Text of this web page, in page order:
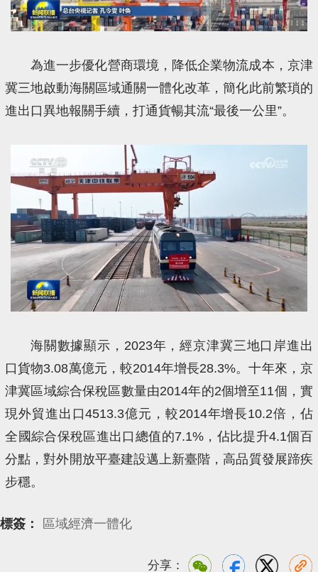
為進一步優化營商環境，降低企業物流成本，京津
冀三地啟動海關區域通關一體化改革，簡化此前繁瑣的
進出口異地報關手續，打通貨暢其流“最後一公里”。
海關數據顯示，2023年，經京津冀三地口岸進出
口貨物3.08萬億元，較2014年增長28.3%。十年來，京
津冀區域綜合保稅區數量由2014年的2個增至11個，實
現外貿進出口4513.3億元，較2014年增長10.2倍，佔
全國綜合保稅區進出口總值的7.1%，佔比提升4.1個百
分點，對外開放平臺建設邁上新臺階，高品質發展蹄疾
步穩。
標簽： 區域經濟一體化
分享：